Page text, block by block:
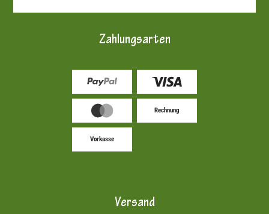
Zahlungsarten
Rechnung
Vorkasse
Versand